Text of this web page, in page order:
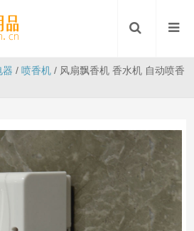
器 /喷香机 / 风扇飘香机 香水机 自动喷香